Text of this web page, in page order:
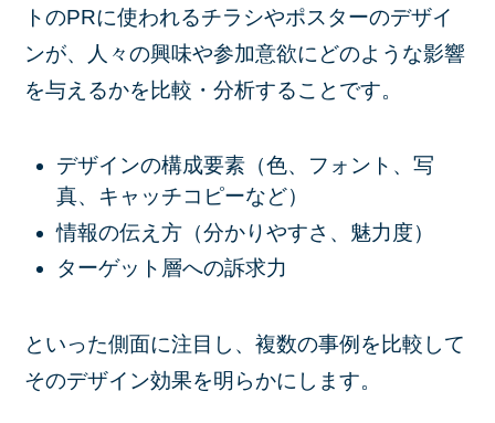
トのPRに使われるチラシやポスターのデザイ
ンが、人々の興味や参加意欲にどのような影響
を与えるかを比較・分析することです。
デザインの構成要素（色、フォント、写
真、キャッチコピーなど）
情報の伝え方（分かりやすさ、魅力度）
ターゲット層への訴求力
といった側面に注目し、複数の事例を比較して
そのデザイン効果を明らかにします。